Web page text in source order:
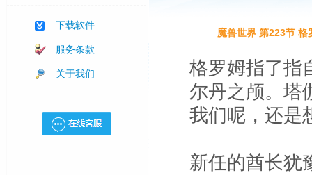
下载软件
服务条款
关于我们
魔兽世界 第223节 格
格罗姆指了指
尔丹之颅。塔
我们呢，还是
新任的酋长犹